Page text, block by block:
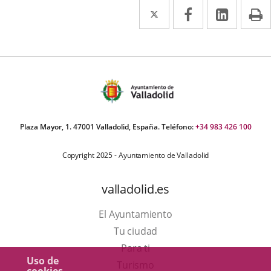
Uso de
Twitter
Enlace
a
externa.
Facebook
Enlace
a
Enlace
a
Plaza Mayor, 1. 47001 Valladolid, España. Teléfono:+34 983 426 100
Copyright 2025 - Ayuntamiento de Valladolid
valladolid.es
El Ayuntamiento
Tu ciudad
Para ti